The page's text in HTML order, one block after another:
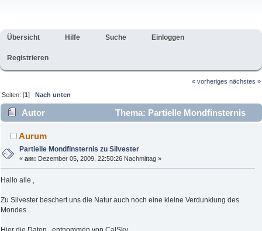
Übersicht Hilfe Suche Einloggen
Registrieren
« vorheriges nächstes »
Seiten: [1]Nach unten
Autor
Thema: Partielle Mondfinsternis
zu Silvester (Gelesen 4450 mal)
Aurum
Partielle Mondfinsternis zu Silvester
«am: Dezember 05, 2009, 22:50:26 Nachmittag »
Hallo alle ,
Zu Silvester beschert uns die Natur auch noch eine kleine Verdunklung des
Mondes .